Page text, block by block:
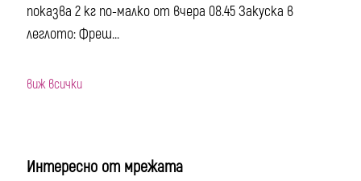
показва 2 кг по-малко от вчера 08.45 Закуска в
леглото: Фреш...
виж всички
Интересно от мрежата